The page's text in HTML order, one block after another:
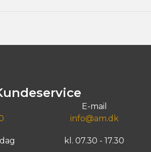
E-mail
info@am.dk
kl. 07.30 - 17.30